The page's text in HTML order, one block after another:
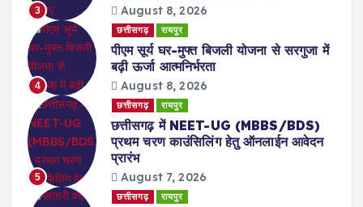
3 August 8, 2026
4
छत्तीसगढ़ रायपुर
पीएम सूर्य घर-मुफ्त बिजली योजना से सरगुजा में
बढ़ी ऊर्जा आत्मनिर्भरता
August 8, 2026
5
छत्तीसगढ़ रायपुर
छत्तीसगढ़ में NEET-UG (MBBS/BDS)
प्रथम चरण काउंसिलिंग हेतु ऑनलाईन आवेदन
प्रारंभ
August 7, 2026
छत्तीसगढ़ रायपुर